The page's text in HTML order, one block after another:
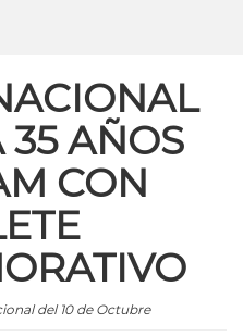
35 AÑOS
CON
del 10 de Octubre